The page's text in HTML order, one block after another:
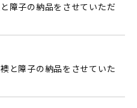
障子の納品をさせていただ
と障子の納品をさせていた